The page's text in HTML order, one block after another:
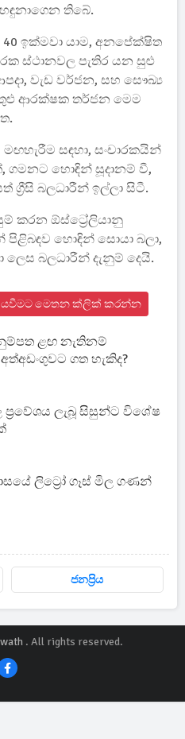
තිබේ.
ඉක්මවා යාම, අනපේක්ෂිත
ස්ථානවල පැතිර යන සුළු
වැඩ වර්ජන, සහ සෞඛ්‍ය
ආරක්ෂක තර්ජන මෙම
සඳහා, සංචාරකයින්
ගමනට හොඳින් සූදානම් වී,
බලධාරීන් ඉල්ලා සිටී.
කරන ඕස්ට්‍රේලියානු
හොඳින් සොයා බලා,
බලධාරීන් දැනුම් දෙයි.
මෙතන ක්ලික් කරන්න
ළඟ නැතිනම්
ගත හැකිද?
ප්‍රවේශය ලැබූ සිසුන්ට විශේෂ
ලිට්‍රෝ ගෑස් මිල ගණන්
ජනප්‍රිය
. All rights reserved.